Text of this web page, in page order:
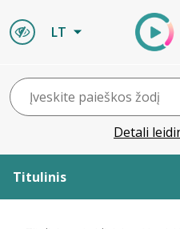
LT
Detali
Titulinis